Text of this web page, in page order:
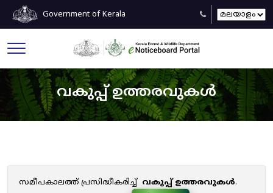
Government of Kerala
വകുപ്പ് ഉത്തരവുകൾ
സമീപകാലത്ത് പ്രസിദ്ധീകരിച്ച് വകുപ്പ് ഉത്തരവുകൾ.